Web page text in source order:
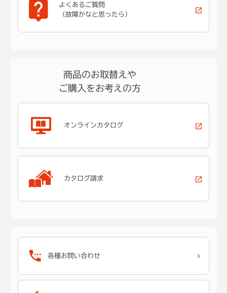
よくあるご質問
（故障かなと思ったら）
商品のお取替えや
ご購入をお考えの方
オンラインカタログ
カタログ請求
各種お問い合わせ